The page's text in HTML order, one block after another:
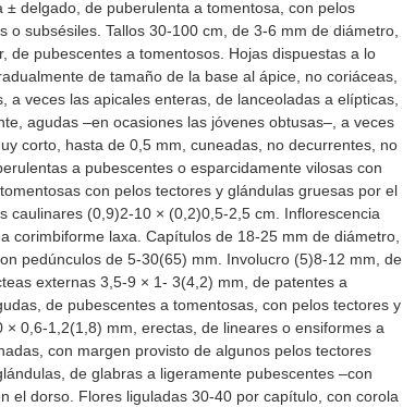
delgado, de puberulenta a tomentosa, con pelos
o subsésiles. Tallos 30-100 cm, de 3-6 mm de diámetro,
de pubescentes a tomentosos. Hojas dispuestas a lo
de tamaño de la base al ápice, no coriáceas,
a veces las apicales enteras, de lanceoladas a elípticas,
agudas –en ocasiones las jóvenes obtusas–, a veces
corto, hasta de 0,5 mm, cuneadas, no decurrentes, no
a pubescentes o esparcidamente vilosas con
con pelos tectores y glándulas gruesas por el
caulinares (0,9)2-10 × (0,2)0,5-2,5 cm. Inflorescencia
corimbiforme laxa. Capítulos de 18-25 mm de diámetro,
pedúnculos de 5-30(65) mm. Involucro (5)8-12 mm, de
externas 3,5-9 × 1- 3(4,2) mm, de patentes a
de pubescentes a tomentosas, con pelos tectores y
0,6-1,2(1,8) mm, erectas, de lineares o ensiformes a
con margen provisto de algunos pelos tectores
de glabras a ligeramente pubescentes –con
el dorso. Flores liguladas 30-40 por capítulo, con corola